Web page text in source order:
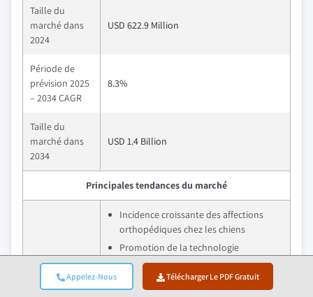
Appelez-Nous Télécharger Le PDF Gratuit
Taille du
marché dans
2024
USD 622.9 Million
Période de
prévision 2025
– 2034 CAGR
8.3%
Taille du
marché dans
2034
USD 1.4 Billion
Principales tendances du marché
Facteurs de
croissance
Incidence croissante des affections
orthopédiques chez les chiens
Promotion de la technologie
vétérinaire orthopédique
Élargissement de la couverture d